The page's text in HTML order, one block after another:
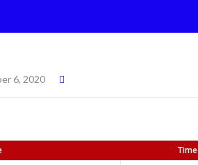
6, 2020
Time